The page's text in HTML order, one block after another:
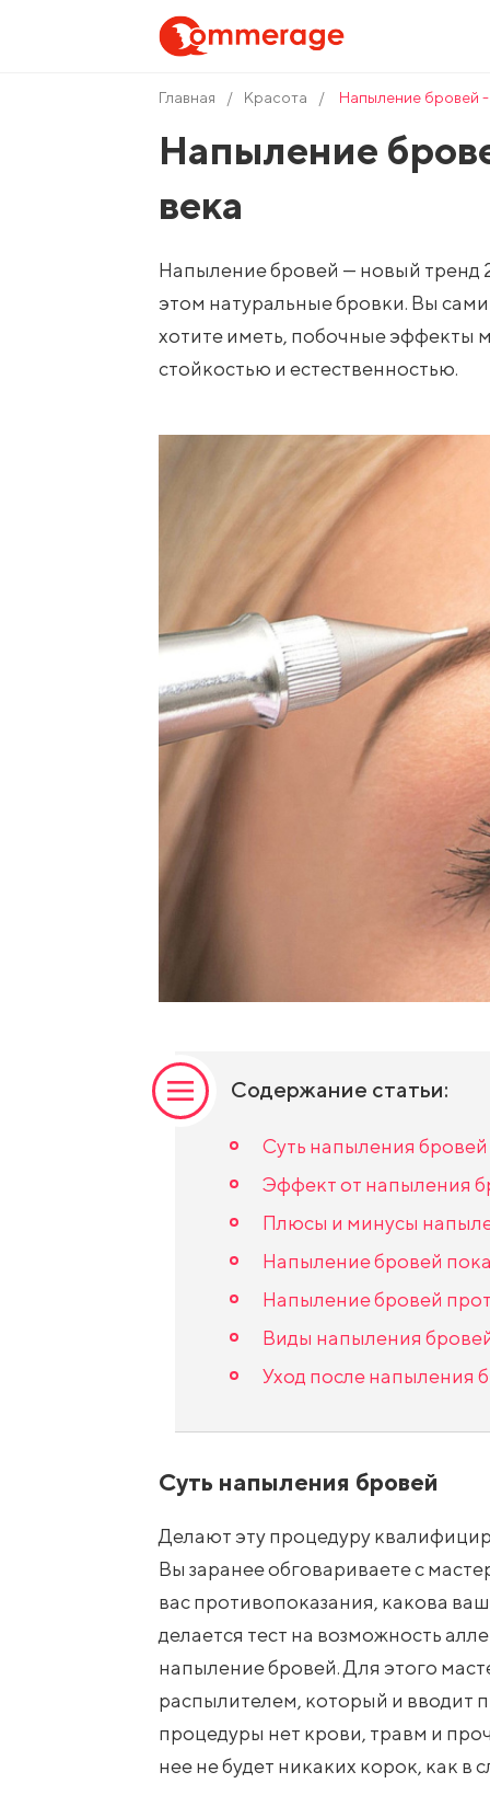
Главная Красота Напыление бровей -
Напыление
века
Напыление бровей — новый тренд
этом натуральные бровки. Вы
хотите иметь, побочные эффекты
стойкостью и естественностью.
Содержание статьи:
Суть напыления бровей
Эффект от напыления
Плюсы и минусы
Напыление бровей
Напыление бровей
Виды напыления
Уход после напыления
Суть напыления бровей
Делают эту процедуру
Вы заранее обговариваете с
вас противопоказания, какова
делается тест на возможность
напыление бровей. Для этого
распылителем, который и вводит
процедуры нет крови, травм и
нее не будет никаких корок, как в